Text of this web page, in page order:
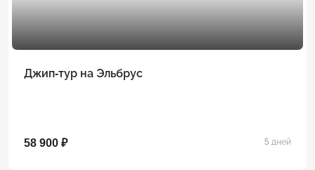
Джип-тур на Эльбрус
58 900 ₽ 5 дней